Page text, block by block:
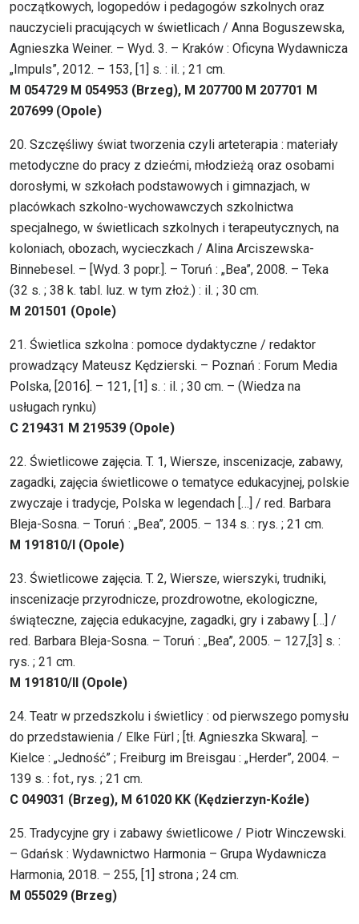
początkowych, logopedów i pedagogów szkolnych oraz
nauczycieli pracujących w świetlicach / Anna Boguszewska,
Agnieszka Weiner. – Wyd. 3. – Kraków : Oficyna Wydawnicza
„Impuls”, 2012. – 153, [1] s. : il. ; 21 cm.
M 054729 M 054953 (Brzeg), M 207700 M 207701 M
207699 (Opole)
20. Szczęśliwy świat tworzenia czyli arteterapia : materiały
metodyczne do pracy z dziećmi, młodzieżą oraz osobami
dorosłymi, w szkołach podstawowych i gimnazjach, w
placówkach szkolno-wychowawczych szkolnictwa
specjalnego, w świetlicach szkolnych i terapeutycznych, na
koloniach, obozach, wycieczkach / Alina Arciszewska-
Binnebesel. – [Wyd. 3 popr.]. – Toruń : „Bea”, 2008. – Teka
(32 s. ; 38 k. tabl. luz. w tym złoż.) : il. ; 30 cm.
M 201501 (Opole)
21. Świetlica szkolna : pomoce dydaktyczne / redaktor
prowadzący Mateusz Kędzierski. – Poznań : Forum Media
Polska, [2016]. – 121, [1] s. : il. ; 30 cm. – (Wiedza na
usługach rynku)
C 219431 M 219539 (Opole)
22. Świetlicowe zajęcia. T. 1, Wiersze, inscenizacje, zabawy,
zagadki, zajęcia świetlicowe o tematyce edukacyjnej, polskie
zwyczaje i tradycje, Polska w legendach […] / red. Barbara
Bleja-Sosna. – Toruń : „Bea”, 2005. – 134 s. : rys. ; 21 cm.
M 191810/I (Opole)
23. Świetlicowe zajęcia. T. 2, Wiersze, wierszyki, trudniki,
inscenizacje przyrodnicze, prozdrowotne, ekologiczne,
świąteczne, zajęcia edukacyjne, zagadki, gry i zabawy […] /
red. Barbara Bleja-Sosna. – Toruń : „Bea”, 2005. – 127,[3] s. :
rys. ; 21 cm.
M 191810/II (Opole)
24. Teatr w przedszkolu i świetlicy : od pierwszego pomysłu
do przedstawienia / Elke Fürl ; [tł. Agnieszka Skwara]. –
Kielce : „Jedność” ; Freiburg im Breisgau : „Herder”, 2004. –
139 s. : fot., rys. ; 21 cm.
C 049031 (Brzeg), M 61020 KK (Kędzierzyn-Koźle)
25. Tradycyjne gry i zabawy świetlicowe / Piotr Winczewski.
– Gdańsk : Wydawnictwo Harmonia – Grupa Wydawnicza
Harmonia, 2018. – 255, [1] strona ; 24 cm.
M 055029 (Brzeg)